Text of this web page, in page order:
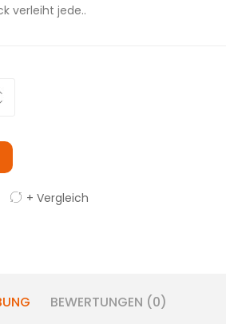
verleiht jede..
+ Vergleich
BEWERTUNGEN (0)